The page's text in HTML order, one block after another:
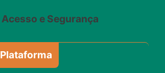
Acesso e Segurança
Plataforma